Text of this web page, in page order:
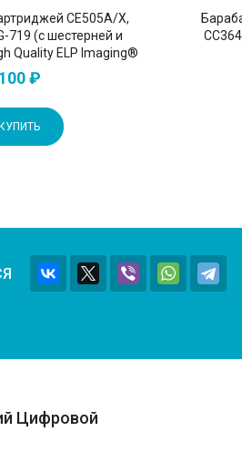
CE505A/X,
719 (с шестерней и
Quality ELP Imaging®
100 ₽
Цифровой